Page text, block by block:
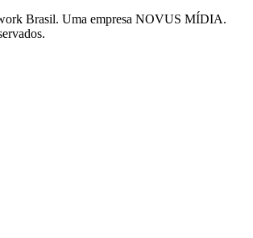
Brasil. Uma empresa NOVUS MÍDIA.